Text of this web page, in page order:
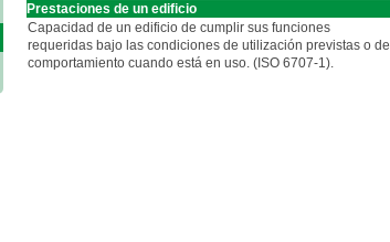
Prestaciones de un edificio
Capacidad de un edificio de cumplir sus funciones
requeridas bajo las condiciones de utilización previstas o de
comportamiento cuando está en uso. (ISO 6707-1).